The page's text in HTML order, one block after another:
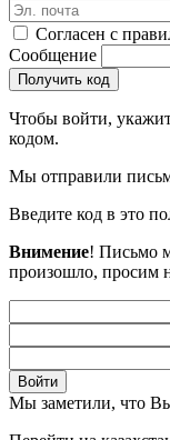
Согласен с
Сообщение
Получить код
Чтобы войти,
кодом.
Мы отправили
Введите код в это
Внимение! Письмо
произошло, просим
Войти
Мы заметили, что